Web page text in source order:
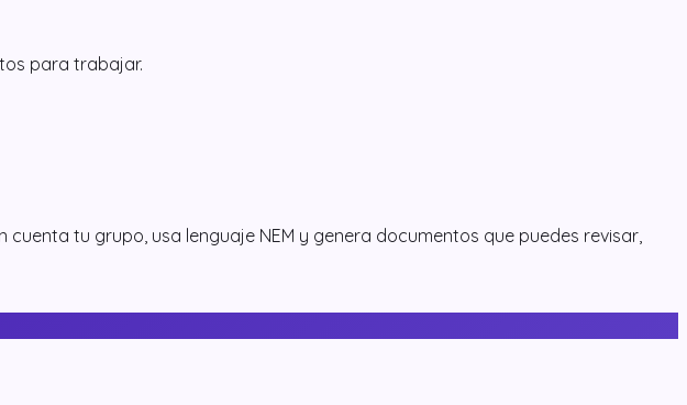
para trabajar.
tu grupo, usa lenguaje NEM y genera documentos que puedes revisar,